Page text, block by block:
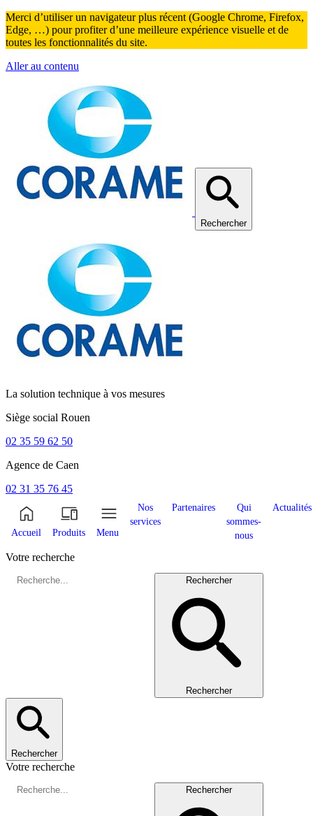
Merci d’utiliser un navigateur plus récent (Google Chrome, Firefox,
Edge, …) pour profiter d’une meilleure expérience visuelle et de
toutes les fonctionnalités du site.
Aller au contenu
Rechercher
La solution technique à vos mesures
Siège social Rouen
02 35 59 62 50
Agence de Caen
02 31 35 76 45
Accueil Produits Menu
Nos
services
Partenaires
Qui
sommes-
nous
Actualités
Votre recherche
Rechercher
Rechercher
Rechercher
Votre recherche
Rechercher